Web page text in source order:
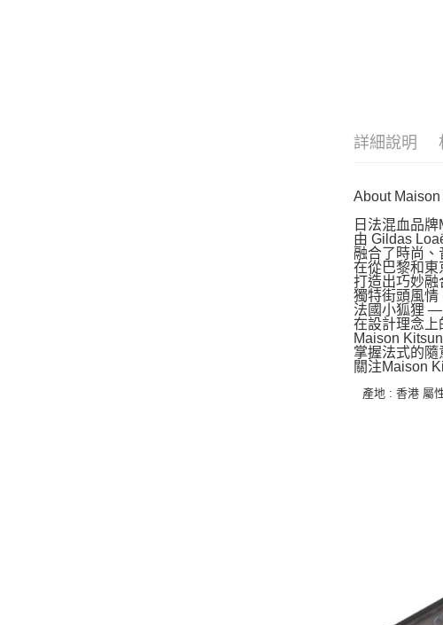
詳細說明
About
日法混血品
由 Gildas
融合了時尚、
在從巴黎和東
打造出巧妙融
獨特街頭風情
法國小狐狸 —
在設計理念上
Maison
掌握法式的隨
關注Maison
產地 : 香港 屬